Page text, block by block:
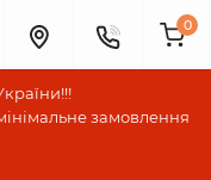
замовлення
0